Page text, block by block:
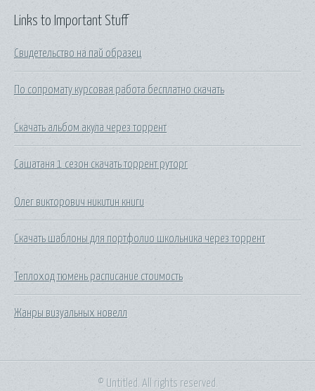
Links to Important Stuff
Свидетельство на пай образец
По сопромату курсовая работа бесплатно скачать
Скачать альбом акула через торрент
Сашатаня 1 сезон скачать торрент руторг
Олег викторович никитин книги
Скачать шаблоны для портфолио школьника через торрент
Теплоход тюмень расписание стоимость
Жанры визуальных новелл
© Untitled. All rights reserved.